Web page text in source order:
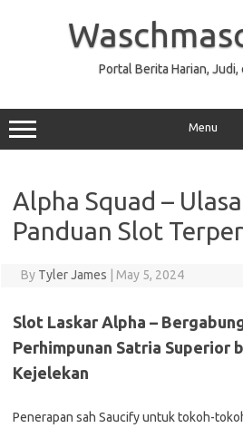
Portal Berita Harian, Judi,
Menu
Alpha Squad –
Panduan Slot
By Tyler James May 5, 2024
Slot Laskar Alpha –
Perhimpunan Satria Superior
Kejelekan
Penerapan sah Saucify untuk tokoh-